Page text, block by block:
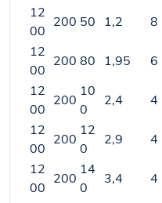
12
00
200 50 1,2 8
12
00
200 80 1,95 6
12
00
200
10
0
2,4 4
12
00
200
12
0
2,9 4
12
00
200
14
0
3,4 4